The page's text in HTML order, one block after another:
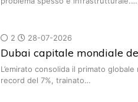
2 28-07-2026
Dubai capitale mondiale
L’emirato consolida il primato
record del 7%, trainato…